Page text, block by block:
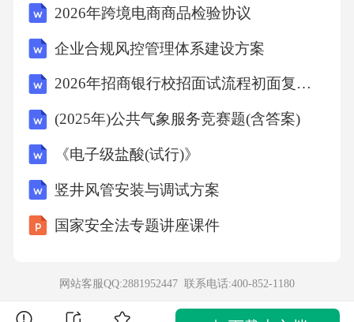
2026年跨境电商商品检验协议
企业合规风控管理体系建设方案
2026年招商银行校招面试流程初面复试终面详解
(2025年)公共气象服务竞赛题(含答案)
《电子级盐酸(试行)》
竖井风管安装与调试方案
国家安全法专题讲座课件
网站客服QQ:2881952447 联系电话:400-852-1180